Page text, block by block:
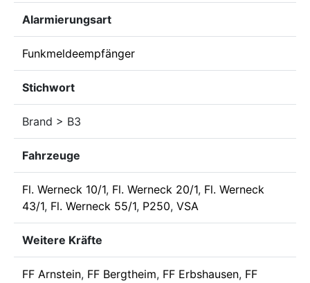
Alarmierungsart
Funkmeldeempfänger
Stichwort
Brand > B3
Fahrzeuge
Fl. Werneck 10/1, Fl. Werneck 20/1, Fl. Werneck
43/1, Fl. Werneck 55/1, P250, VSA
Weitere Kräfte
FF Arnstein, FF Bergtheim, FF Erbshausen, FF